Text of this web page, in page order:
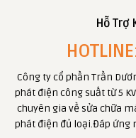
Hỗ Trợ
Công ty cổ phần Trần
phát điện công suất từ 5
chuyên gia về sửa chữa
phát điện đủ loại.Đáp ứng